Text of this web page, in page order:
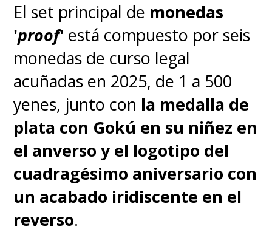
dondeToriyama dio el gran
golpe al hacer canon la
transformación Super
Saiyajin 4 (SSJ4)de Gokú.
El set principal de monedas
'proof' está compuesto por seis
monedas de curso legal
acuñadas en 2025, de 1 a 500
yenes, junto con la medalla de
plata con Gokú en su niñez en
el anverso y el logotipo del
cuadragésimo aniversario con
un acabado iridiscente en el
reverso.